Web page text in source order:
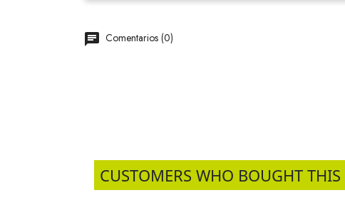
Comentarios (0)
CUSTOMERS WHO BOUGHT THIS